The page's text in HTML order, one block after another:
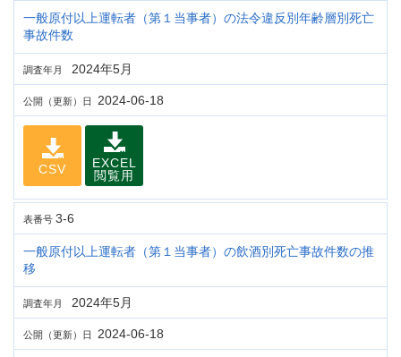
一般原付以上運転者（第１当事者）の法令違反別年齢層別死亡
事故件数
調査年月 2024年5月
公開（更新）日 2024-06-18
CSV
EXCEL
閲覧用
表番号 3-6
一般原付以上運転者（第１当事者）の飲酒別死亡事故件数の推
移
調査年月 2024年5月
公開（更新）日 2024-06-18